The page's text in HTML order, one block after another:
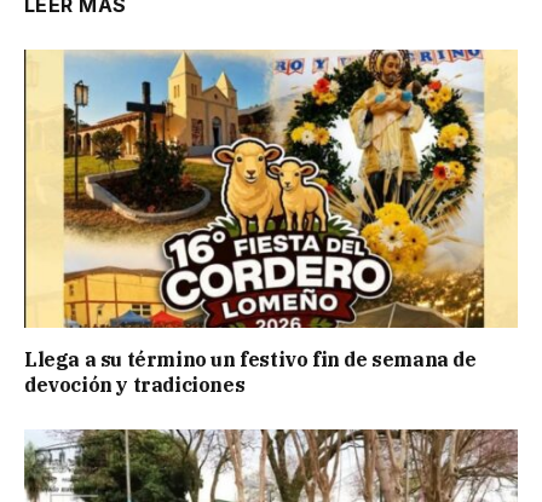
LEER MÁS
Llega a su término un festivo fin de semana de
devoción y tradiciones